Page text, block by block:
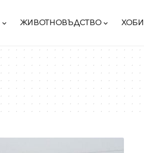
ЖИВОТНОВЪДСТВО ХОБИ